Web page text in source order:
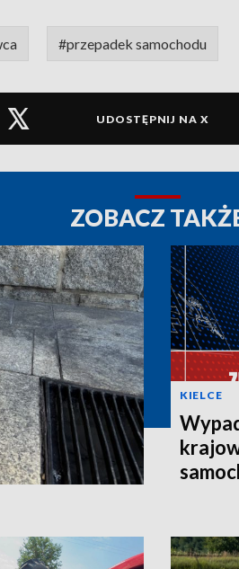
#przepadek samochodu
UDOSTĘPNIJ NA X
ZOBACZ
KIELCE